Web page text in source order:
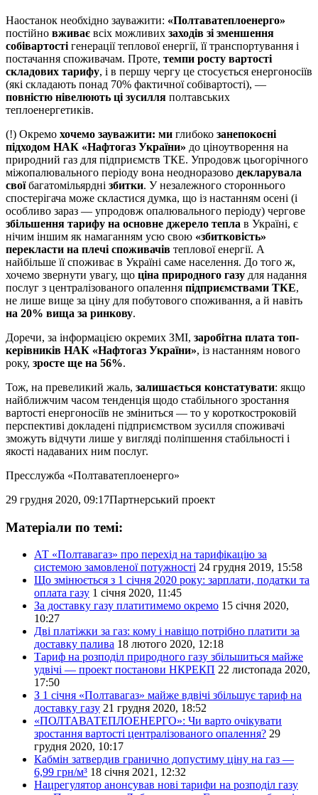
Наостанок необхідно зауважити: «Полтаватеплоенерго»
постійно вживає всіх можливих заходів зі зменшення
собівартості генерації теплової енергії, її транспортування і
постачання споживачам. Проте, темпи росту вартості
складових тарифу, і в першу чергу це стосується енергоносіїв
(які складають понад 70% фактичної собівартості), —
повністю нівелюють ці зусилля полтавських
теплоенергетиків.
(!) Окремо хочемо зауважити: ми глибоко занепокоєні
підходом НАК «Нафтогаз України» до ціноутворення на
природний газ для підприємств ТКЕ. Упродовж цьогорічного
міжопалювального періоду вона неодноразово декларувала
своїбагатомільярдні збитки. У незалежного стороннього
спостерігача може скластися думка, що із настанням осені (і
особливо зараз — упродовж опалювального періоду) чергове
збільшення тарифу на основне джерело тепла в Україні, є
нічим іншим як намаганням усю свою «збитковість»
перекласти на плечі споживачів теплової енергії. А
найбільше її споживає в Україні саме населення. До того ж,
хочемо звернути увагу, що ціна природного газу для надання
послуг з централізованого опалення підприємствами ТКЕ,
не лише вище за ціну для побутового споживання, а й навіть
на 20% вища за ринкову.
Доречи, за інформацією окремих ЗМІ, заробітна плата топ-
керівників НАК «Нафтогаз України», із настанням нового
року, зросте ще на 56%.
Тож, на превеликий жаль, залишається констатувати: якщо
найближчим часом тенденція щодо стабільного зростання
вартості енергоносіїв не зміниться — то у короткостроковій
перспективі докладені підприємством зусилля споживачі
зможуть відчути лише у вигляді поліпшення стабільності і
якості надаваних ним послуг.
Пресслужба «Полтаватеплоенерго»
29 грудня 2020, 09:17Партнерський проект
Матеріали по темі:
АТ «Полтавагаз» про перехід на тарифікацію за
системою замовленої потужності 24 грудня 2019, 15:58
Що змінюється з 1 січня 2020 року: зарплати, податки та
оплата газу 1 січня 2020, 11:45
За доставку газу платитимемо окремо 15 січня 2020,
10:27
Дві платіжки за газ: кому і навіщо потрібно платити за
доставку палива 18 лютого 2020, 12:18
Тариф на розподіл природного газу збільшиться майже
удвічі — проект постанови НКРЕКП 22 листопада 2020,
17:50
З 1 січня «Полтавагаз» майже вдвічі збільшує тариф на
доставку газу 21 грудня 2020, 18:52
«ПОЛТАВАТЕПЛОЕНЕРГО»: Чи варто очікувати
зростання вартості централізованого опалення? 29
грудня 2020, 10:17
Кабмін затвердив гранично допустиму ціну на газ —
6,99 грн/м³ 18 січня 2021, 12:32
Нацрегулятор анонсував нові тарифи на розподіл газу